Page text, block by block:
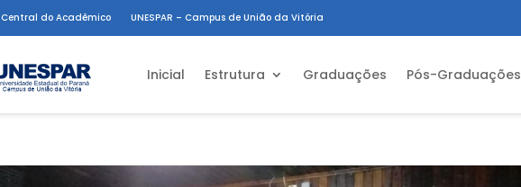
Central do Acadêmico UNESPAR – Campus de União da Vitória
Inicial Estrutura Graduações Pós-Graduações